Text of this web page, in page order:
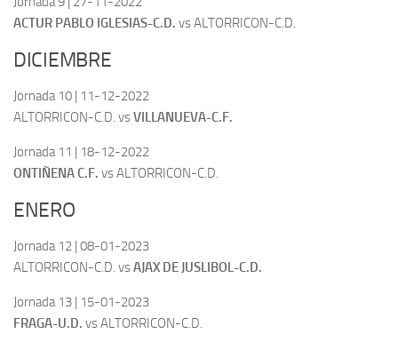
ACTUR PABLO IGLESIAS-C.D. vs ALTORRICON-C.D.
DICIEMBRE
Jornada 10 | 11-12-2022
ALTORRICON-C.D. vsVILLANUEVA-C.F.
Jornada 11 | 18-12-2022
ONTIÑENA C.F. vs ALTORRICON-C.D.
ENERO
Jornada 12 | 08-01-2023
ALTORRICON-C.D. vsAJAX DE JUSLIBOL-C.D.
Jornada 13 | 15-01-2023
FRAGA-U.D. vs ALTORRICON-C.D.